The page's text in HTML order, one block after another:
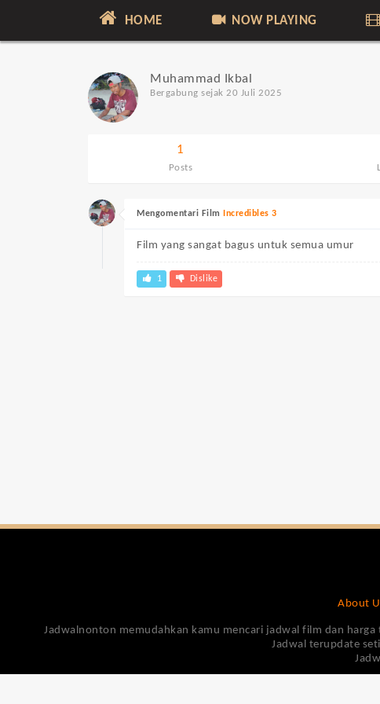
HOME NOW PLAYING
Muhammad Ikbal
Bergabung sejak 20 Juli 2025
1
Posts
Mengomentari Film Incredibles 3
Film yang sangat bagus untuk semua umur
1 Dislike
About
Jadwalnonton memudahkan kamu mencari jadwal film dan harga
Jadwal terupdate